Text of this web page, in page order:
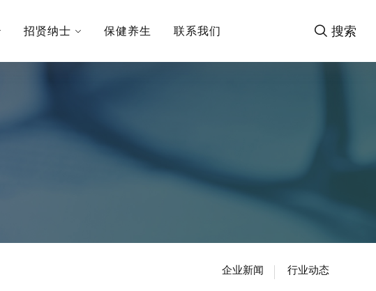
招贤纳士 保健养生 联系我们 搜索
企业新闻 行业动态